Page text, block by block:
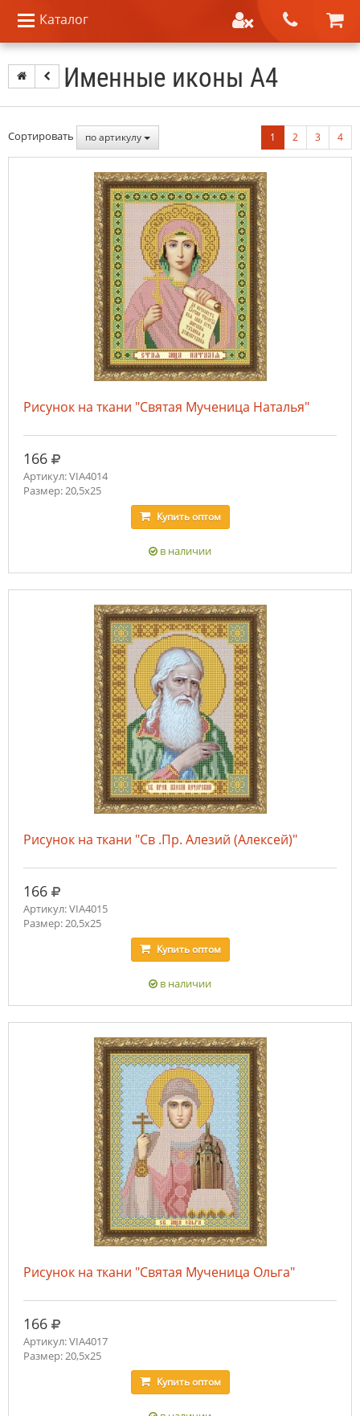
Каталог
Именные иконы A4
Сортировать по артикулу 1 2 3 4
Рисунок на ткани "Святая Мученица Наталья"
166 руб.
Артикул: VIA4014
Размер: 20,5х25
Купитьоптом
в наличии
Рисунок на ткани "Св .Пр. Алезий (Алексей)"
166 руб.
Артикул: VIA4015
Размер: 20,5х25
Купитьоптом
в наличии
Рисунок на ткани "Святая Мученица Ольга"
166 руб.
Артикул: VIA4017
Размер: 20,5х25
Купитьоптом